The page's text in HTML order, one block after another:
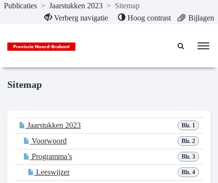
Naar hoofdinhoud
Publicaties > Jaarstukken 2023 > Sitemap
Verberg navigatie
Hoog contrast Bijlagen
Sitemap
Blz. 1
Jaarstukken 2023
Blz. 2
Voorwoord
Blz. 3
Programma’s
Blz. 4
Leeswijzer